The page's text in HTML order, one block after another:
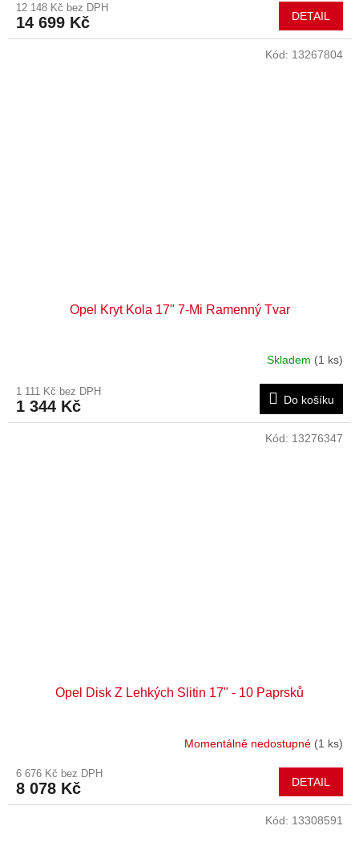
12 148 Kč bez DPH
14 699 Kč DETAIL
Opel Kryt Kola 17" 7-Mi Ramenný Tvar
Skladem (1 ks)
1 111 Kč bez DPH
1 344 Kč Do košíku
Kód: 13267804
Opel Disk Z Lehkých Slitin 17" - 10 Paprsků
Momentálně nedostupné (1 ks)
6 676 Kč bez DPH
8 078 Kč DETAIL
Kód: 13276347
Kód: 13308591